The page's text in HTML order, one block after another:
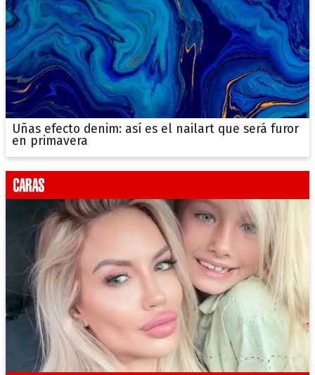
Uñas efecto denim: así es el nailart que será furor
en primavera